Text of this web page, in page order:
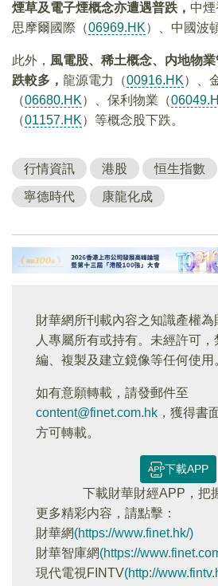
煙草及電子煙概念亦遭遇普跌， 中煙
思摩爾國際（06969.HK）、中國波
此外， 風電股、稀土概念、内地物
跌較多， 龍源電力（00916.HK）、
（06680.HK）、保利物業（
（01157.HK）等概念股下跌。
行情資訊 港股 恒生指數
寧德時代 康龍化成
財華網所刊載內容之知識產權為
人專屬所有或持有。未經許可
編、複製及建立鏡像等任何使用
如有意願轉載，請發郵件至
content@finet.com.hk ，獲得書
方可轉載。
下載APP
下載財華財經APP，把
更多精彩内容，請點擊：
財華網(https://www.finet.hk/)
財華智庫網(https://
現代電視FINTV(http://